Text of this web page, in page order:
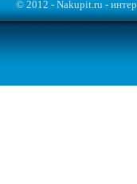
© 2012 - Nakupit.ru -